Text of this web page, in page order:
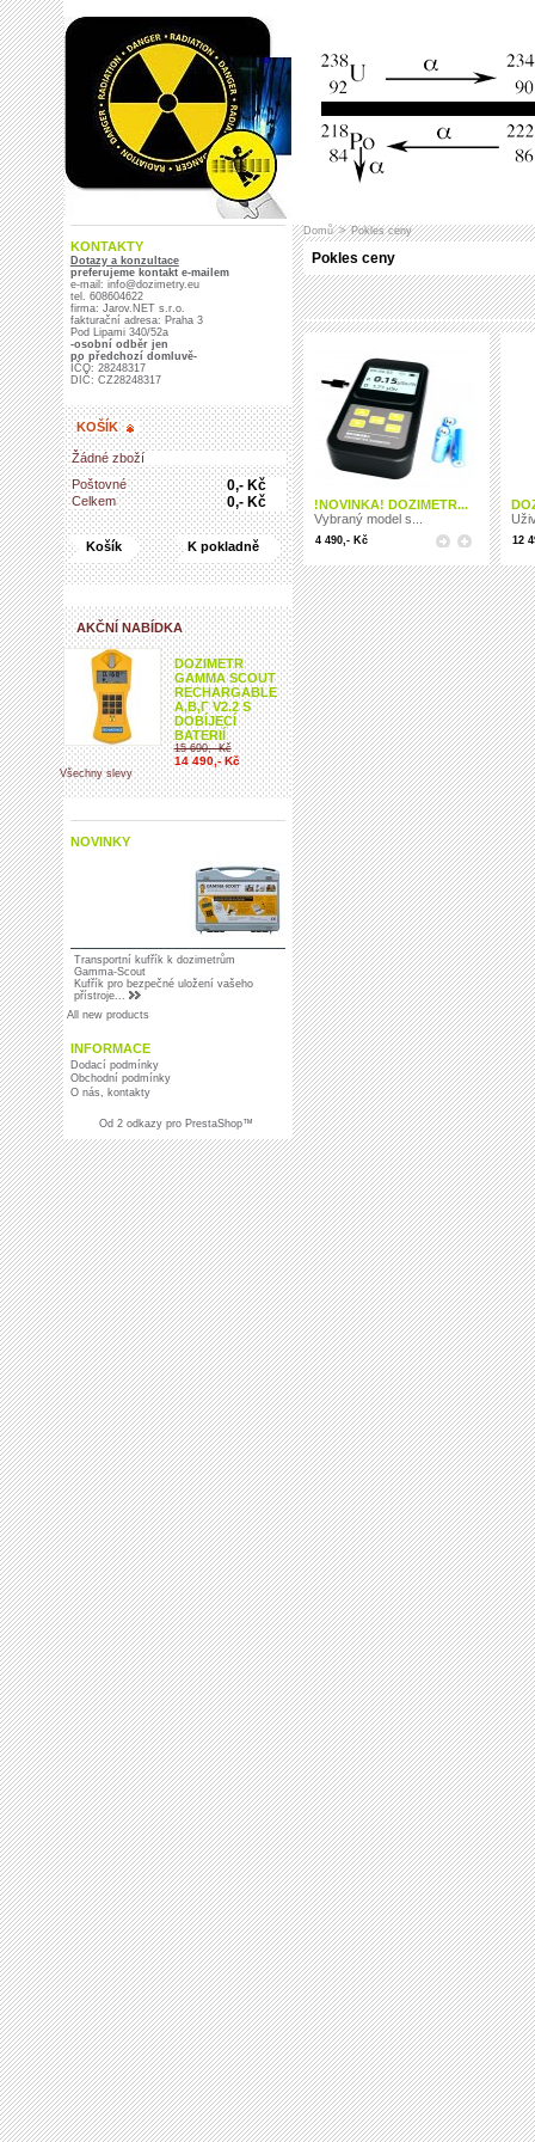
KONTAKTY
Dotazy a konzultace
preferujeme kontakt e-mailem
e-mail: info@dozimetry.eu
tel. 608604622
firma: Jarov.NET s.r.o.
fakturační adresa: Praha 3
Pod Lipami 340/52a
-osobní odběr jen
po předchozí domluvě-
IČO: 28248317
DIČ: CZ28248317
KOŠÍK
Žádné zboží
Poštovné
0,- Kč
Celkem 0,- Kč
Košík K pokladně
AKČNÍ NABÍDKA
DOZIMETR
GAMMA SCOUT
RECHARGABLE
Α,Β,Γ V2.2 S
DOBÍJECÍ
BATERIÍ
15 690,- Kč
14 490,- Kč
Všechny slevy
NOVINKY
Transportní kufřík k dozimetrům
Gamma-Scout
Kufřík pro bezpečné uložení vašeho
přístroje...
All new products
INFORMACE
Dodací podmínky
Obchodní podmínky
O nás, kontakty
Od 2 odkazy pro PrestaShop™
Domů > Pokles ceny
Pokles ceny
!NOVINKA! DOZIMETR...
Vybraný model s...
4 490,- Kč 12